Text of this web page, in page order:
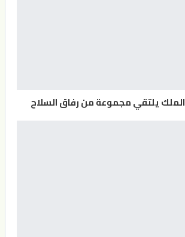
الملك يلتقي مجموعة من رفاق السلاح